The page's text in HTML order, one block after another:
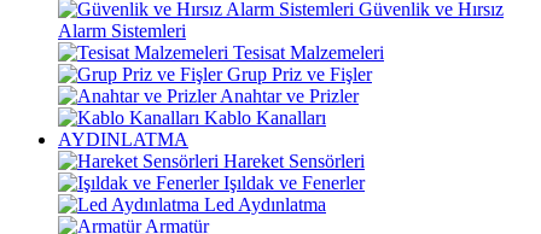
Güvenlik ve Hırsız
Alarm Sistemleri
Tesisat Malzemeleri
Grup Priz ve Fişler
Anahtar ve Prizler
Kablo Kanalları
AYDINLATMA
Hareket Sensörleri
Işıldak ve Fenerler
Led Aydınlatma
Armatür